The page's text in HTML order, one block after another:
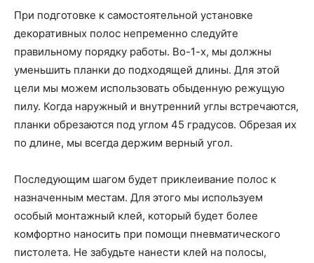
При подготовке к самостоятельной установке
декоративных полос непременно следуйте
правильному порядку работы. Во-1-х, мы должны
уменьшить планки до подходящей длины. Для этой
цели мы можем использовать обыденную режущую
пилу. Когда наружный и внутренний углы встречаются,
планки обрезаются под углом 45 градусов. Обрезая их
по длине, мы всегда держим верный угол.
Последующим шагом будет приклеивание полос к
назначенным местам. Для этого мы используем
особый монтажный клей, который будет более
комфортно наносить при помощи пневматического
пистолета. Не забудьте нанести клей на полосы,